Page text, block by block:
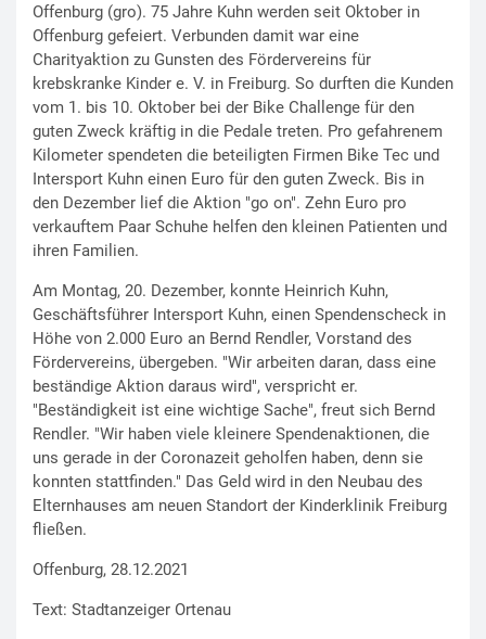
Offenburg (gro). 75 Jahre Kuhn werden seit Oktober in
Offenburg gefeiert. Verbunden damit war eine
Charityaktion zu Gunsten des Fördervereins für
krebskranke Kinder e. V. in Freiburg. So durften die Kunden
vom 1. bis 10. Oktober bei der Bike Challenge für den
guten Zweck kräftig in die Pedale treten. Pro gefahrenem
Kilometer spendeten die beteiligten Firmen Bike Tec und
Intersport Kuhn einen Euro für den guten Zweck. Bis in
den Dezember lief die Aktion "go on". Zehn Euro pro
verkauftem Paar Schuhe helfen den kleinen Patienten und
ihren Familien.
Am Montag, 20. Dezember, konnte Heinrich Kuhn,
Geschäftsführer Intersport Kuhn, einen Spendenscheck in
Höhe von 2.000 Euro an Bernd Rendler, Vorstand des
Fördervereins, übergeben. "Wir arbeiten daran, dass eine
beständige Aktion daraus wird", verspricht er.
"Beständigkeit ist eine wichtige Sache", freut sich Bernd
Rendler. "Wir haben viele kleinere Spendenaktionen, die
uns gerade in der Coronazeit geholfen haben, denn sie
konnten stattfinden." Das Geld wird in den Neubau des
Elternhauses am neuen Standort der Kinderklinik Freiburg
fließen.
Offenburg, 28.12.2021
Text: Stadtanzeiger Ortenau